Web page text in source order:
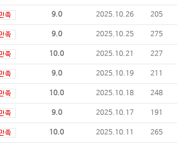
9.0 2025.10.26 205
9.0 2025.10.25 275
10.0 2025.10.21 227
9.0 2025.10.19 211
10.0 2025.10.18 248
9.0 2025.10.17 191
10.0 2025.10.11 265